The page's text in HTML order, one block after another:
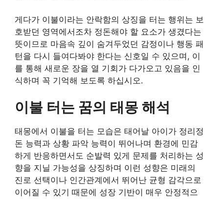
게다가 이불이라는 안락함의 상징을 터는 행위는 보
호받던 영역에서조차 정돈해야 할 요소가 생겼다는
뜻이므로 마음속 깊이 숨겨두었던 감정이나 행동 패
턴을 다시 들여다봐야 한다는 신호일 수 있으며, 이
를 통해 새로운 장을 열 기회가 다가오고 있음을 인
식하며 꼭 기억해 보도록 하십시오.
이불 터는 꿈의 태몽 해석
태몽에서 이불을 터는 모습은 태어날 아이가 정리정
돈 능력과 상황 파악 능력이 뛰어나며 환경에 민감
하게 반응하면서도 순발력 있게 문제를 처리하는 성
향을 지닐 가능성을 상징하며 이런 성향은 미래의
진로 선택이나 인간관계에서 뛰어난 균형 감각으로
이어질 수 있기 때문에 성장 기반이 매우 안정적으